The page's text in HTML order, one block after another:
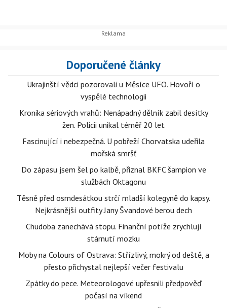
Doporučené články
Ukrajinští vědci pozorovali u Měsíce UFO. Hovoří o
vyspělé technologii
Kronika sériových vrahů: Nenápadný dělník zabil desítky
žen. Policii unikal téměř 20 let
Fascinující i nebezpečná. U pobřeží Chorvatska udeřila
mořská smršť
Do zápasu jsem šel po kalbě, přiznal BKFC šampion ve
službách Oktagonu
Těsně před osmdesátkou strčí mladší kolegyně do kapsy.
Nejkrásnější outfity Jany Švandové berou dech
Chudoba zanechává stopu. Finanční potíže zrychlují
stárnutí mozku
Moby na Colours of Ostrava: Střízlivý, mokrý od deště, a
přesto přichystal nejlepší večer festivalu
Zpátky do pece. Meteorologové upřesnili předpověď
počasí na víkend